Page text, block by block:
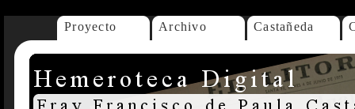
Proyecto Archivo Castañeda